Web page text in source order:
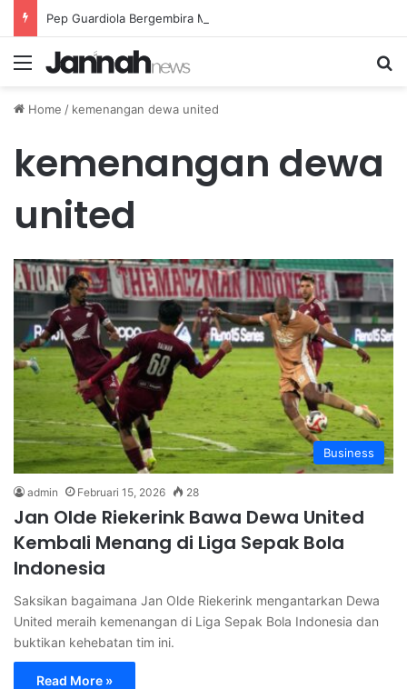
Menu
Home / kemenangan dewa united
kemenangan dewa
united
Business
admin Februari 15, 2026 28
Jan Olde Riekerink Bawa Dewa United
Kembali Menang di Liga Sepak Bola
Indonesia
Saksikan bagaimana Jan Olde Riekerink mengantarkan Dewa
United meraih kemenangan di Liga Sepak Bola Indonesia dan
buktikan kehebatan tim ini.
Read More »